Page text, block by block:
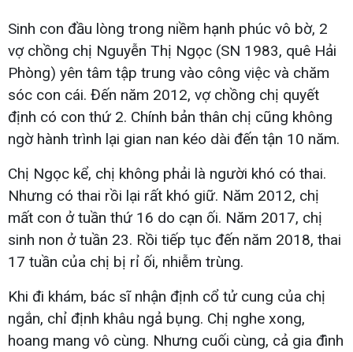
Sinh con đầu lòng trong niềm hạnh phúc vô bờ, 2
vợ chồng chị Nguyễn Thị Ngọc (SN 1983, quê Hải
Phòng) yên tâm tập trung vào công việc và chăm
sóc con cái. Đến năm 2012, vợ chồng chị quyết
định có con thứ 2. Chính bản thân chị cũng không
ngờ hành trình lại gian nan kéo dài đến tận 10 năm.
Chị Ngọc kể, chị không phải là người khó có thai.
Nhưng có thai rồi lại rất khó giữ. Năm 2012, chị
mất con ở tuần thứ 16 do cạn ối. Năm 2017, chị
sinh non ở tuần 23. Rồi tiếp tục đến năm 2018, thai
17 tuần của chị bị rỉ ối, nhiễm trùng.
Khi đi khám, bác sĩ nhận định cổ tử cung của chị
ngắn, chỉ định khâu ngả bụng. Chị nghe xong,
hoang mang vô cùng. Nhưng cuối cùng, cả gia đình